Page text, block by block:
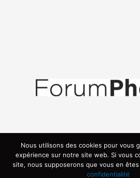
Nous utilisons des cookies pour vous
expérience sur notre site web. Si vous
site, nous supposerons que vous en
confidentialité